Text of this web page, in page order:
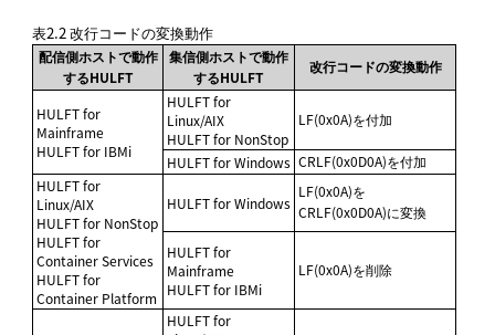
表2.2改行コードの変換動作
配信側ホストで動作
するHULFT
集信側ホストで動作
するHULFT
改行コードの変換動作
HULFT for
Mainframe
HULFT for IBMi
HULFT for
Linux/AIX
HULFT for NonStop
LF(0x0A)を付加
HULFT for Windows CRLF(0x0D0A)を付加
HULFT for
Linux/AIX
HULFT for NonStop
HULFT for
Container Services
HULFT for
Container Platform
HULFT for Windows
LF(0x0A)を
CRLF(0x0D0A)に変換
HULFT for
Mainframe
HULFT for IBMi
LF(0x0A)を削除
HULFT for